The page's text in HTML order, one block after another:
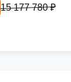
15 177 780 ₽